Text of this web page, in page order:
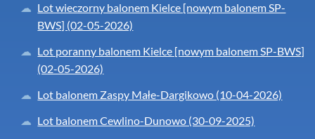
Lot wieczorny balonem Kielce [nowym balonem SP-
BWS] (02-05-2026)
Lot poranny balonem Kielce [nowym balonem SP-BWS]
(02-05-2026)
Lot balonem Zaspy Małe-Dargikowo (10-04-2026)
Lot balonem Cewlino-Dunowo (30-09-2025)